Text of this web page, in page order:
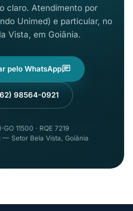
claro. Atendimento por
Unimed) e particular, no
Vista, em Goiânia.
pelo WhatsAppchat
98564-0921
GO 11500 · RQE 7219
— Setor Bela Vista, Goiânia